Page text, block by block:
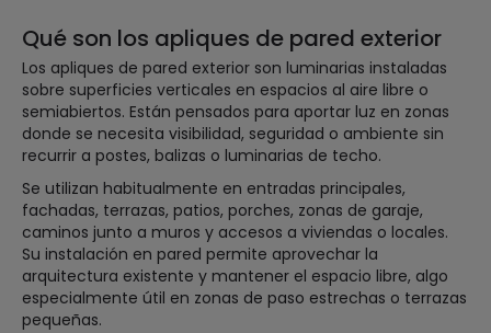
Qué son los apliques de pared exterior
Los apliques de pared exterior son luminarias instaladas
sobre superficies verticales en espacios al aire libre o
semiabiertos. Están pensados para aportar luz en zonas
donde se necesita visibilidad, seguridad o ambiente sin
recurrir a postes, balizas o luminarias de techo.
Se utilizan habitualmente en entradas principales,
fachadas, terrazas, patios, porches, zonas de garaje,
caminos junto a muros y accesos a viviendas o locales.
Su instalación en pared permite aprovechar la
arquitectura existente y mantener el espacio libre, algo
especialmente útil en zonas de paso estrechas o terrazas
pequeñas.